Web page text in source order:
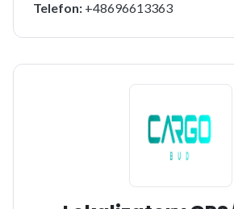
Telefon: +48696613363